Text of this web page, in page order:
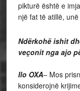
pikturë është e
një fat të atillë,
Ndërkohë ishit
veçonit nga ajo
Ilo OXA– Mos
konsiderojnë